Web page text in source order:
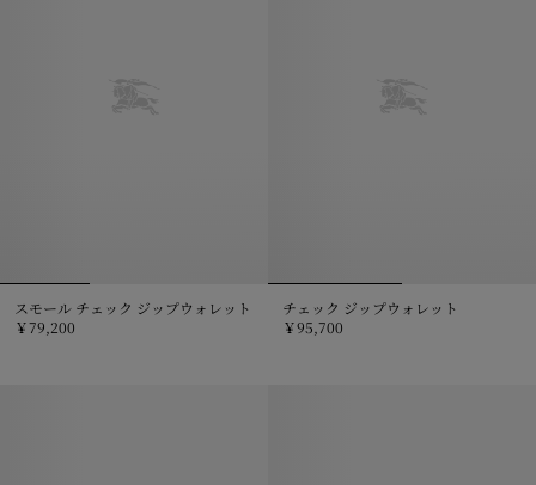
スモール チェック ジップウォレット
￥79,200
チェック ジップウォレット
￥95,700